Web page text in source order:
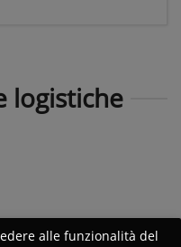
logistiche
alle funzionalità del